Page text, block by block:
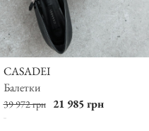
CASADEI
Балетки
39 972 грн 21 985 грн